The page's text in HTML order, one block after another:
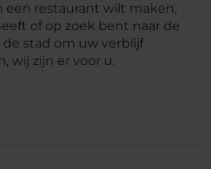
een restaurant wilt maken,
of op zoek bent naar de
stad om uw verblijf
wij zijn er voor u.